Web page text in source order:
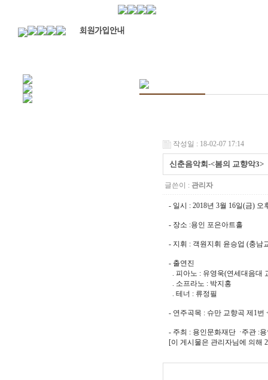
작성일 : 18-02-07 17:14
신춘음악회-<봄의 교향악3>
글쓴이 : 관리자
- 일시 : 2018년 3월 16일(금) 오
- 장소 :용인 포은아트홀
- 지휘 : 객원지휘 윤승업 (충남
- 출연진
. 피아노 : 유영욱(연세대음대
. 소프라노 : 박지홍
. 테너 : 류정필
- 연주곡목 : 슈만 교향곡 제1번
- 주최 : 용인문화재단 ·주관 :
[이 게시물은 관리자님에 의해